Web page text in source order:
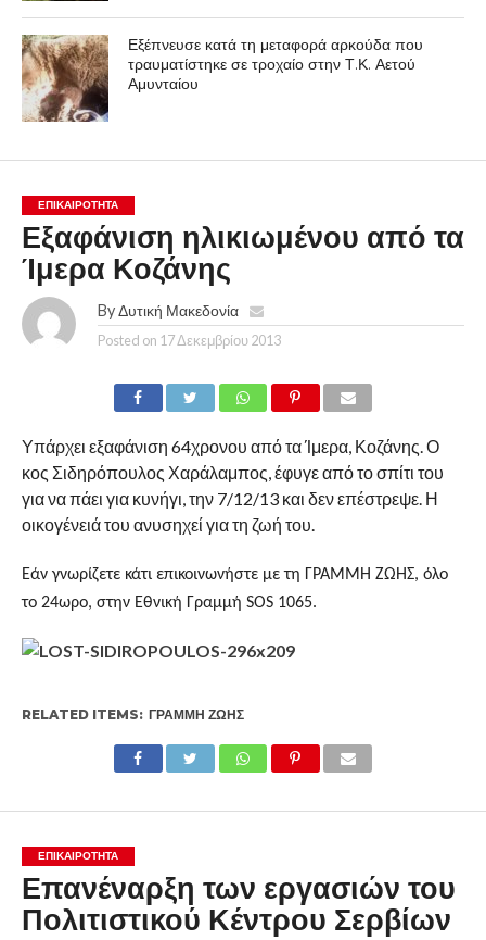
Εξέπνευσε κατά τη μεταφορά αρκούδα που
τραυματίστηκε σε τροχαίο στην Τ.Κ. Αετού
Αμυνταίου
ΕΠΙΚΑΙΡΟΤΗΤΑ
Εξαφάνιση ηλικιωμένου από τα
Ίμερα Κοζάνης
By Δυτική Μακεδονία
Posted on 17 Δεκεμβρίου 2013
Υπάρχει εξαφάνιση 64χρονου από τα Ίμερα, Κοζάνης. Ο
κος Σιδηρόπουλος Χαράλαμπος, έφυγε από το σπίτι του
για να πάει για κυνήγι, την 7/12/13 και δεν επέστρεψε. Η
οικογένειά του ανυσηχεί για τη ζωή του.
Εάν γνωρίζετε κάτι επικοινωνήστε με τη ΓΡΑΜΜΗ ΖΩΗΣ, όλο
το 24ωρο, στην Εθνική Γραμμή SOS 1065.
RELATED ITEMS: ΓΡΑΜΜΉ ΖΩΉΣ
ΕΠΙΚΑΙΡΟΤΗΤΑ
Επανέναρξη των εργασιών του
Πολιτιστικού Κέντρου Σερβίων